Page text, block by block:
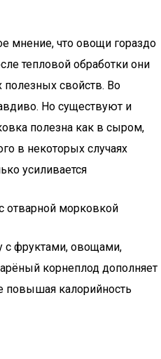
мнение, что овощи гораздо
тепловой обработки они
свойств. Во
Но существуют и
полезна как в сыром,
в некоторых случаях
усиливается
отварной морковкой
с фруктами, овощами,
корнеплод дополняет
повышая калорийность